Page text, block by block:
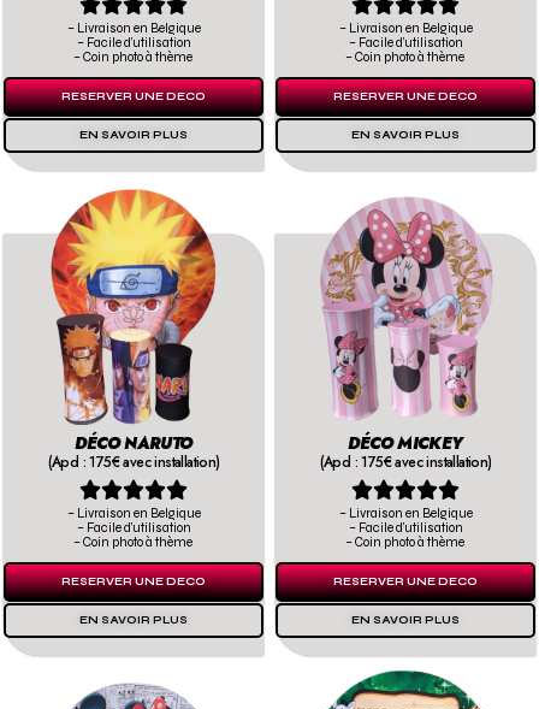

– Livraison en Belgique
– Facile d’utilisation
– Coin photo à thème
RESERVER UNE DECO
EN SAVOIR PLUS

– Livraison en Belgique
– Facile d’utilisation
– Coin photo à thème
RESERVER UNE DECO
EN SAVOIR PLUS
DÉCO NARUTO
(Apd : 175€ avec installation)

– Livraison en Belgique
– Facile d’utilisation
– Coin photo à thème
RESERVER UNE DECO
EN SAVOIR PLUS
DÉCO MICKEY
(Apd : 175€ avec installation)

– Livraison en Belgique
– Facile d’utilisation
– Coin photo à thème
RESERVER UNE DECO
EN SAVOIR PLUS